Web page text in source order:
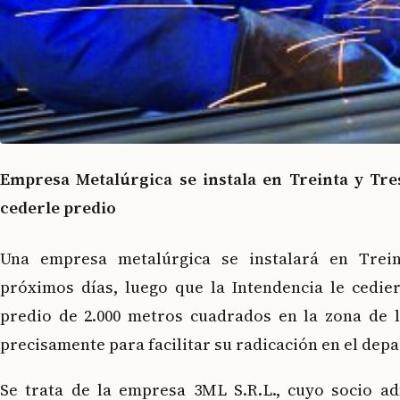
Empresa Metalúrgica se instala en Treinta y
cederle predio
Una empresa metalúrgica se instalará en
próximos días, luego que la Intendencia le
predio de 2.000 metros cuadrados en la zona de
precisamente para facilitar su radicación en el
Se trata de la empresa 3ML S.R.L., cuyo socio